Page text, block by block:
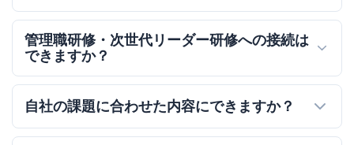
管理職研修・次世代リーダー研修への接続は
できますか？
自社の課題に合わせた内容にできますか？